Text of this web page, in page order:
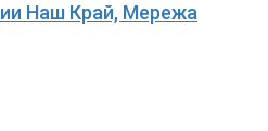
Наш Край, Мережа